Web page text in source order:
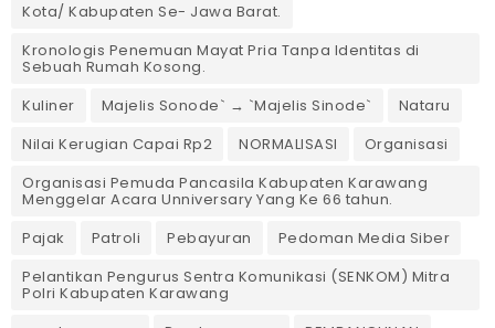
Kota/ Kabupaten Se- Jawa Barat.
Kronologis Penemuan Mayat Pria Tanpa Identitas di
Sebuah Rumah Kosong.
Kuliner
Majelis Sonode` → `Majelis Sinode`
Nataru
Nilai Kerugian Capai Rp2
NORMALISASI
Organisasi
Organisasi Pemuda Pancasila Kabupaten Karawang
Menggelar Acara Unniversary Yang Ke 66 tahun.
Pajak
Patroli Pebayuran
Pedoman Media Siber
Pelantikan Pengurus Sentra Komunikasi (SENKOM) Mitra
Polri Kabupaten Karawang